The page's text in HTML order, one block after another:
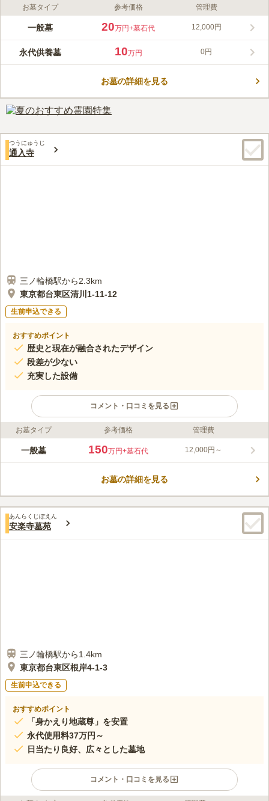
ライフドット編集部のコメント
入谷駅前墓苑は、最寄駅からアクセス抜群の利用しやすい霊園で
養墓もあるため、愛するペットの眠れる場所をお探しの方にもお
すすめです。コンビニが近くにあるので、万一の忘れ物の際にも
この霊園はまだ誰からも評価されていません。
お墓タイプ 参考価格 管理費
一般墓 20万円+墓石代 12,000円
永代供養墓 10万円 0円
お墓の詳細を見る
つうにゅうじ
通入寺
三ノ輪橋駅から2.3km
東京都台東区清川1-11-12
生前申込できる
おすすめポイント
歴史と現在が融合されたデザイン
段差が少ない
充実した設備
コメント・口コミを見る
ライフドット編集部のコメント
駅から徒歩圏内の立地に加え、駐車場も備わっており、アクセス
く、歩きやすいため、お年寄りからお身体の不自由な方、誰でも
口コミ評価
この霊園はまだ誰からも評価されていません。
お墓タイプ 参考価格 管理費
一般墓 150万円+墓石代 12,000円～
お墓の詳細を見る
あんらくじぼえん
安楽寺墓苑
三ノ輪橋駅から1.4km
東京都台東区根岸4-1-3
生前申込できる
おすすめポイント
「身かえり地蔵尊」を安置
永代使用料37万円～
日当たり良好、広々とした墓地
コメント・口コミを見る